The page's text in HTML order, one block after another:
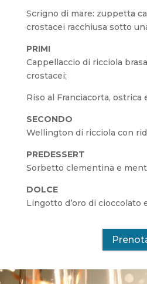
Scrigno di mare: zuppetta
crostacei racchiusa sotto
PRIMI
Cappellaccio di ricciola
crostacei;
Riso al Franciacorta, ostrica
SECONDO
Wellington di ricciola con
PREDESSERT
Sorbetto clementina e
DOLCE
Lingotto d’oro di cioccolato